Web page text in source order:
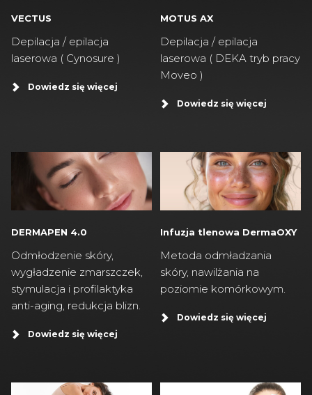
VECTUS
Depilacja / epilacja
laserowa ( Cynosure )
Dowiedz się więcej
MOTUS AX
Depilacja / epilacja
laserowa ( DEKA tryb pracy
Moveo )
Dowiedz się więcej
DERMAPEN 4.0
Odmłodzenie skóry,
wygładzenie zmarszczek,
stymulacja i profilaktyka
anti-aging, redukcja blizn.
Dowiedz się więcej
Infuzja tlenowa DermaOXY
Metoda odmładzania
skóry, nawilżania na
poziomie komórkowym.
Dowiedz się więcej